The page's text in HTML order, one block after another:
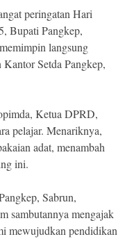
peringatan Hari
Bupati Pangkep,
langsung
Setda Pangkep,
Ketua DPRD,
pelajar. Menariknya,
adat, menambah
ini.
Sabrun,
sambutannya mengajak
mewujudkan pendidikan